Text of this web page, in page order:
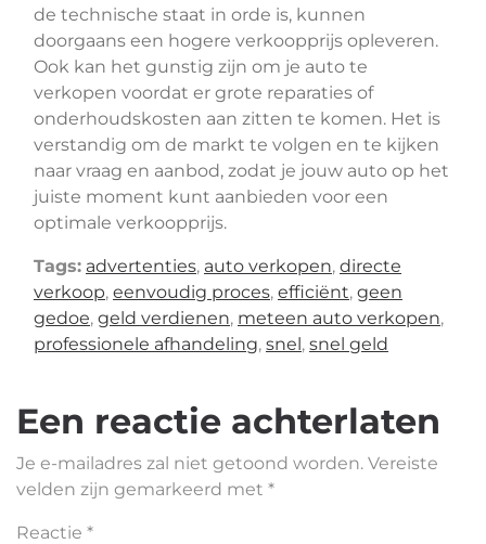
de technische staat in orde is, kunnen
doorgaans een hogere verkoopprijs opleveren.
Ook kan het gunstig zijn om je auto te
verkopen voordat er grote reparaties of
onderhoudskosten aan zitten te komen. Het is
verstandig om de markt te volgen en te kijken
naar vraag en aanbod, zodat je jouw auto op het
juiste moment kunt aanbieden voor een
optimale verkoopprijs.
Tags: advertenties, auto verkopen, directe
verkoop, eenvoudig proces, efficiënt, geen
gedoe, geld verdienen, meteen auto verkopen,
professionele afhandeling, snel, snel geld
Een reactie achterlaten
Je e-mailadres zal niet getoond worden. Vereiste
velden zijn gemarkeerd met *
Reactie *